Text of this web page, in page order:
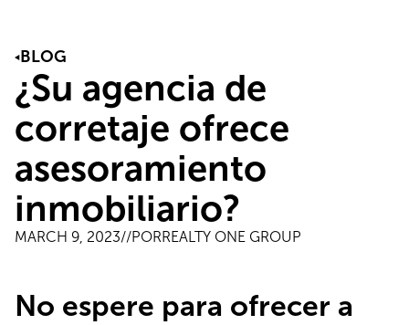
BLOG
¿Su agencia de
corretaje ofrece
asesoramiento
inmobiliario?
MARCH 9, 2023//PORREALTY ONE GROUP
No espere para ofrecer a